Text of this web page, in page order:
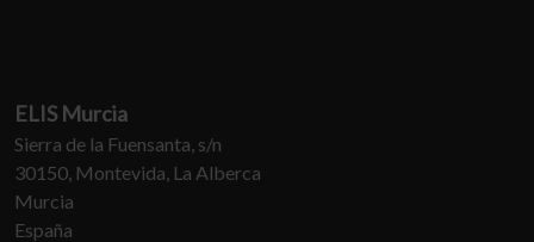
ELIS Murcia
Sierra de la Fuensanta, s/n
30150, Montevida, La Alberca
Murcia
España